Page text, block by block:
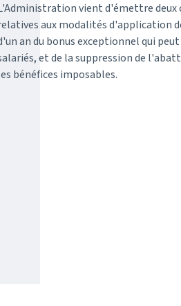
vient d'émettre deux
aux modalités d'application
an du bonus exceptionnel qui
et de la suppression de
bénéfices imposables.